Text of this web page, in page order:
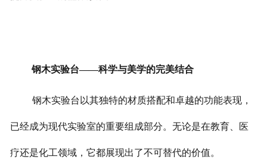
钢木实验台——科学与美学的完美结合
钢木实验台以其独特的材质搭配和卓越的功能表现，
已经成为现代实验室的重要组成部分。无论是在教育、医
疗还是化工领域，它都展现出了不可替代的价值。